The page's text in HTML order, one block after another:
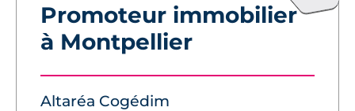
Promoteur immobilier
à Montpellier
Altaréa Cogédim